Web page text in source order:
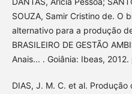
SOUZA, Samir Cristino de. O
alternativo para a produção
BRASILEIRO DE GESTÃO
Anais... . Goiânia: Ibeas,
DIAS, J. M. C. et al.